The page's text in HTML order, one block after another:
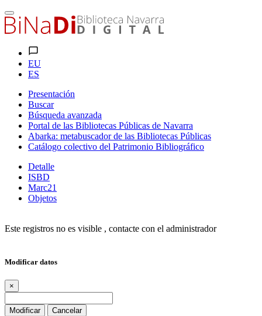
EU
ES
Presentación
Buscar
Búsqueda avanzada
Portal de las Bibliotecas Públicas de Navarra
Abarka: metabuscador de las Bibliotecas Públicas
Catálogo colectivo del Patrimonio Bibliográfico
Detalle
ISBD
Marc21
Objetos
Este registros no es visible , contacte con el administrador
Modificar datos
×
Modificar Cancelar